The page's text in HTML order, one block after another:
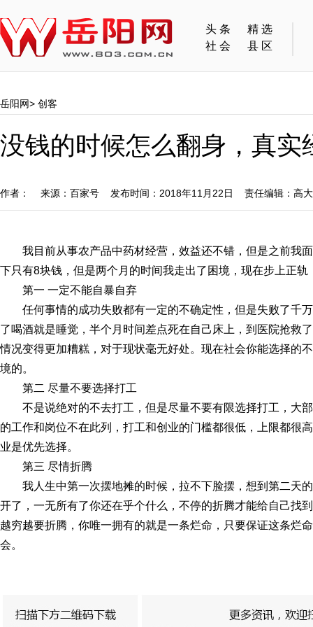
头条
精选
社会
县区
岳阳网> 创客
没钱的时候怎么翻身，真实
作者： 来源：百家号 发布时间：2018年11月22日 责任编辑：高
我目前从事农产品中药材经营，效益还不错，但是之前我
下只有8块钱，但是两个月的时间我走出了困境，现在步上正
第一 一定不能自暴自弃
任何事情的成功失败都有一定的不确定性，但是失败了千
了喝酒就是睡觉，半个月时间差点死在自己床上，到医院抢救
情况变得更加糟糕，对于现状毫无好处。现在社会你能选择的
境的。
第二 尽量不要选择打工
不是说绝对的不去打工，但是尽量不要有限选择打工，大
的工作和岗位不在此列，打工和创业的门槛都很低，上限都很
业是优先选择。
第三 尽情折腾
我人生中第一次摆地摊的时候，拉不下脸摆，想到第二天
开了，一无所有了你还在乎个什么，不停的折腾才能给自己找
越穷越要折腾，你唯一拥有的就是一条烂命，只要保证这条烂
会。